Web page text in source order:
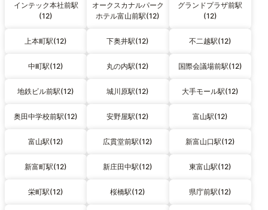
インテック本社前駅
(12)
オークスカナルパーク
ホテル富山前駅(12)
グランドプラザ前駅
(12)
上本町駅(12) 下奥井駅(12) 不二越駅(12)
中町駅(12) 丸の内駅(12) 国際会議場前駅(12)
地鉄ビル前駅(12) 城川原駅(12) 大手モール駅(12)
奥田中学校前駅(12) 安野屋駅(12) 富山駅(12)
富山駅(12) 広貫堂前駅(12) 新富山口駅(12)
新富町駅(12) 新庄田中駅(12) 東富山駅(12)
栄町駅(12) 桜橋駅(12) 県庁前駅(12)